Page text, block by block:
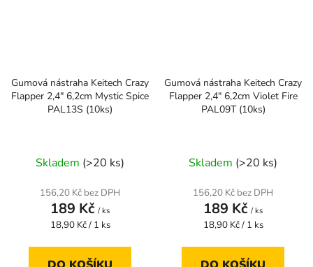
Gumová nástraha Keitech Crazy
Flapper 2,4" 6,2cm Mystic Spice
PAL13S (10ks)
Skladem (>20 ks)
156,20 Kč bez DPH
189 Kč / ks
Měrná
18,90 Kč / 1 ks
Gumová nástraha Keitech Crazy
Flapper 2,4" 6,2cm Violet Fire
PAL09T (10ks)
Skladem (>20 ks)
156,20 Kč bez DPH
189 Kč / ks
Měrná
18,90 Kč / 1 ks